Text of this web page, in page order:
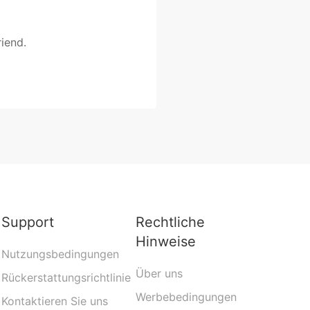
Support
Nutzungsbedingungen
Rückerstattungsrichtlinie
Kontaktieren Sie uns
Rechtliche
Hinweise
Über uns
Werbebedingungen